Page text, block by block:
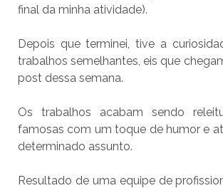
final da minha atividade).
Depois que terminei, tive a
trabalhos semelhantes, eis que
post dessa semana.
Os trabalhos acabam sendo
famosas com um toque de humor e
determinado assunto.
Resultado de uma equipe de